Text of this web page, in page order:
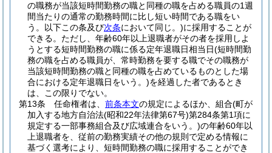
の職務が当該短時間勤務の職と同種の職を占める職員の1週
間当たりの通常の勤務時間に比し短い時間である職をい
う。以下この条及び次条において同じ。)に採用することが
できる。 ただし、年齢60年以上退職者がその者を採用しよ
うとする短時間勤務の職に係る定年退職日相当日(短時間勤
務の職を占める職員が、常時勤務を要する職でその職務が
当該短時間勤務の職と同種の職を占めているものとした場
合における定年退職日をいう。)を経過した者であるとき
は、この限りでない。
第13条
任命権者は、 前条本文の規定によるほか、組合(町が
加入する地方自治法(昭和22年法律第67号)第284条第1項に
規定する一部事務組合及び広域連合をいう。)の年齢60年以
上退職者を、従前の勤務実績その他の規則で定める情報に
基づく選考により、短時間勤務の職に採用することができ